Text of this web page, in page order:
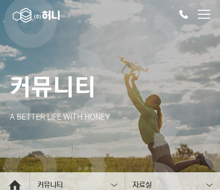
커뮤니티
A BETTER LIFE WITH HONEY
커뮤니티 자료실